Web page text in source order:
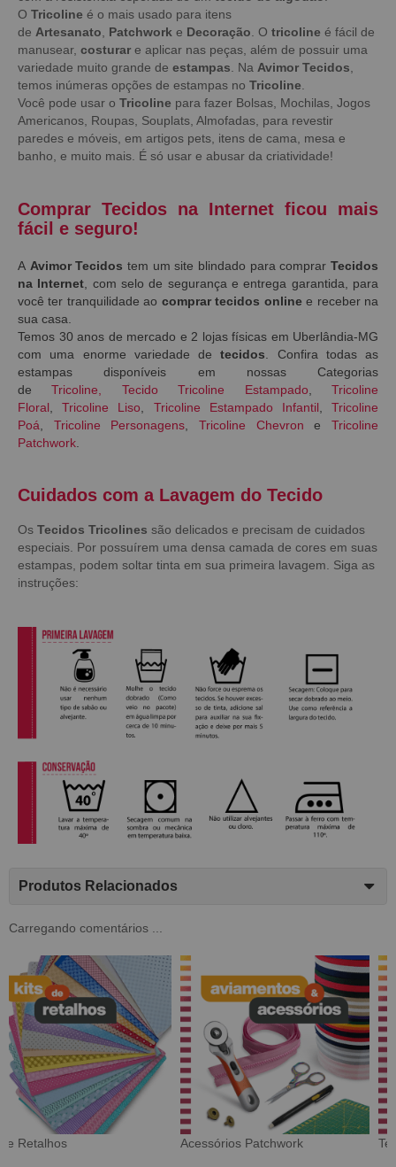
O Tricoline é o mais usado para itens
de Artesanato Patchwork e Decoração . O tricoline é fácil de
manusear, costurar e aplicar nas peças, além de possuir uma
variedade muito grande de estampas . Na Avimor Tecidos
temos inúmeras opções de estampas no Tricoline
Você pode usar o Tricoline para fazer Bolsas, Mochilas, Jogos
Americanos, Roupas, Souplats, Almofadas, para revestir
paredes e móveis, em artigos pets, itens de cama, mesa e
banho, e muito mais. É só usar e abusar da criatividade!
Comprar Tecidos na Internet ficou mais
fácil e seguro!
A Avimor Tecidos tem um site blindado para comprarTecidos
na Internet , com selo de segurança e entrega garantida, para
você ter tranquilidade ao comprar tecidos onlinee receber na
sua casa.
Temos 30 anos de mercado e 2 lojas físicas em Uberlândia-MG
com uma enorme variedade detecidos . Confira todas as
estampas disponíveis em nossas Categorias
deTricoline Tecido Tricoline Estampado ,Tricoline
Floral ,Tricoline Liso Tricoline Estampado Infantil ,Tricoline
Poá
Tricoline Personagens ,Tricoline Chevron eTricoline
Patchwork
Cuidados com a Lavagem do Tecido
Os Tecidos Tricolines são delicados e precisam de cuidados
especiais. Por possuírem uma densa camada de cores em suas
estampas, podem soltar tinta em sua primeira lavagem. Siga as
instruções:
Produtos Relacionados
Carregando comentários ...
Tecido Digital Sarja Impermeável